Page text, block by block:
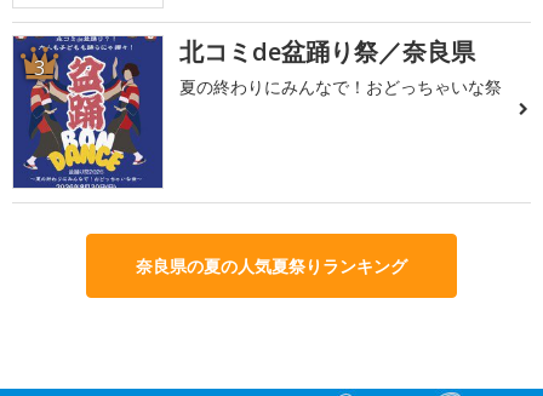
3 北コミde盆踊り祭／奈良県
夏の終わりにみんなで！おどっちゃいな祭
奈良県の夏の人気夏祭りランキング